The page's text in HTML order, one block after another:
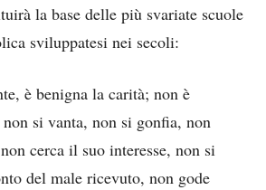
la base delle più svariate scuole
sviluppatesi nei secoli:
è benigna la carità; non è
si vanta, non si gonfia, non
cerca il suo interesse, non si
del male ricevuto, non gode